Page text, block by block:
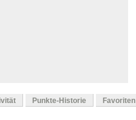
Punkte-Historie Favoriten